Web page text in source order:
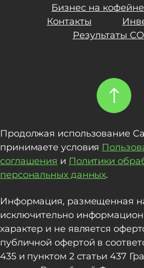
Бизнес на
Контакты
Результаты
Продолжая использование
принимаете условия
соглашения и Политики
персональных данных.
Информация, размещенная
исключительно
характер и не является
публичной офертой в
435 и пунктом 2 статьи 437